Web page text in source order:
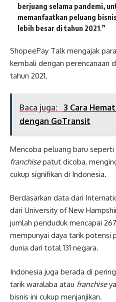
berjuang selama pandemi,
memanfaatkan peluang
lebih besar di tahun 2021.”
ShopeePay Talk mengajak
kembali dengan perencanaan
tahun 2021.
Baca juga:
3 Cara
dengan GoTransit
Mencoba peluang baru seperti
franchisepatut dicoba,
cukup signifikan di Indonesia.
Berdasarkan data dari
dari University of New
jumlah penduduk mencapai
mempunyai daya tarik potensi
dunia dari total 131 negara.
Indonesia juga berada di
tarik waralaba atau franchise
bisnis ini cukup menjanjikan.